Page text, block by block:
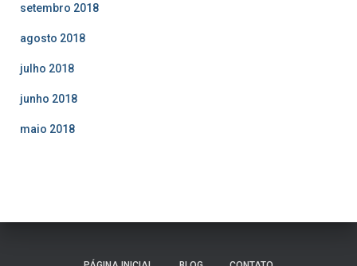
setembro 2018
agosto 2018
julho 2018
junho 2018
maio 2018